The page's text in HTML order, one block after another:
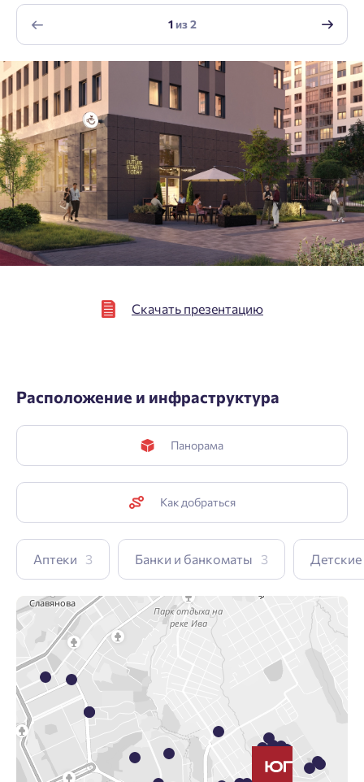
Скачать презентацию
1из2
Расположение и инфраструктура
Панорама
Как добраться
Аптеки 3 Банки и банкоматы 3
персональных данных.
Подтвердить